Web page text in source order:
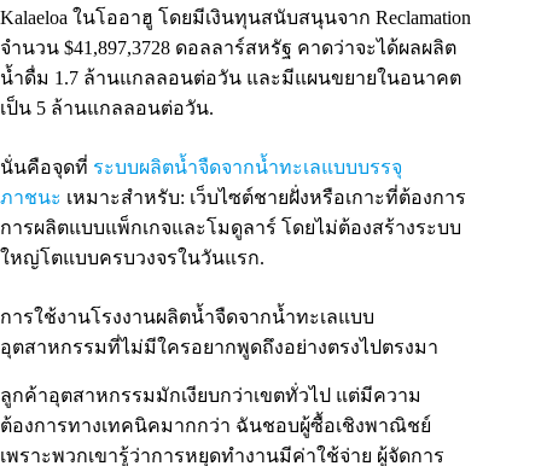
Kalaeloa ในโออาฮู โดยมีเงินทุนสนับสนุนจาก Reclamation
จำนวน $41,897,3728 ดอลลาร์สหรัฐ คาดว่าจะได้ผลผลิต
น้ำดื่ม 1.7 ล้านแกลลอนต่อวัน และมีแผนขยายในอนาคต
เป็น 5 ล้านแกลลอนต่อวัน.
นั่นคือจุดที่ ระบบผลิตน้ำจืดจากน้ำทะเลแบบบรรจุ
ภาชนะ เหมาะสำหรับ: เว็บไซต์ชายฝั่งหรือเกาะที่ต้องการ
การผลิตแบบแพ็กเกจและโมดูลาร์ โดยไม่ต้องสร้างระบบ
ใหญ่โตแบบครบวงจรในวันแรก.
การใช้งานโรงงานผลิตน้ำจืดจากน้ำทะเลแบบ
อุตสาหกรรมที่ไม่มีใครอยากพูดถึงอย่างตรงไปตรงมา
ลูกค้าอุตสาหกรรมมักเงียบกว่าเขตทั่วไป แต่มีความ
ต้องการทางเทคนิคมากกว่า ฉันชอบผู้ซื้อเชิงพาณิชย์
เพราะพวกเขารู้ว่าการหยุดทำงานมีค่าใช้จ่าย ผู้จัดการ